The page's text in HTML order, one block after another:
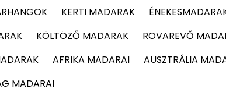
KERTI MADARAK
KÖLTÖZŐ MADARAK ROVAREVŐ
AFRIKA MADARAI AUSZTRÁLIA
MADARAI